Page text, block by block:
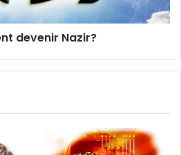
devenir Nazir?